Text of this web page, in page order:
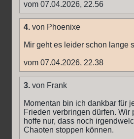
vom 07.04.2026, 22.56
4. von Phoenixe
Mir geht es leider schon lange
vom 07.04.2026, 22.38
3. von Frank
Momentan bin ich dankbar für
Frieden verbringen dürfen.
hoffe nur, dass noch
Chaoten stoppen können.